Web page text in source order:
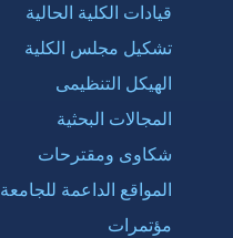
قيادات الكلية الحالية
تشكيل مجلس الكلية
الهيكل التنظيمى
المجالات البحثية
شكاوى ومقترحات
المواقع الداعمة للجامعة
مؤتمرات